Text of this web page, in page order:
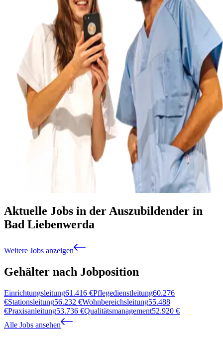
Aktuelle Jobs in der Auszubildender in
Bad Liebenwerda
Weitere Jobs anzeigen
Gehälter nach Jobposition
Einrichtungsleitung61.416 €Pflegedienstleitung60.276
€Stationsleitung56.232 €Wohnbereichsleitung55.488
€Praxisanleitung53.736 €Qualitätsmanagement52.920 €
Alle Jobs ansehen